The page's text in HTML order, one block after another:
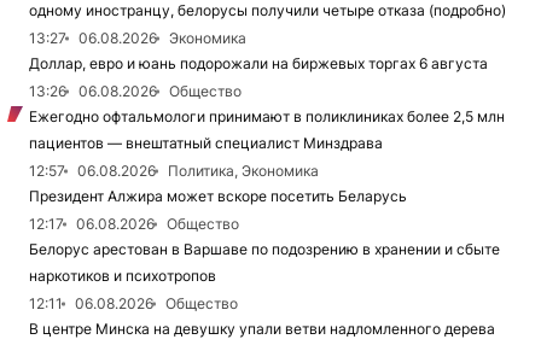
одному иностранцу, белорусы получили четыре отказа (подробно)
13:27
06.08.2026
Экономика
Доллар, евро и юань подорожали на биржевых торгах 6 августа
13:26
06.08.2026
Общество
Ежегодно офтальмологи принимают в поликлиниках более 2,5 млн
пациентов — внештатный специалист Минздрава
12:57
06.08.2026
Политика, Экономика
Президент Алжира может вскоре посетить Беларусь
12:17
06.08.2026
Общество
Белорус арестован в Варшаве по подозрению в хранении и сбыте
наркотиков и психотропов
12:11
06.08.2026
Общество
В центре Минска на девушку упали ветви надломленного дерева